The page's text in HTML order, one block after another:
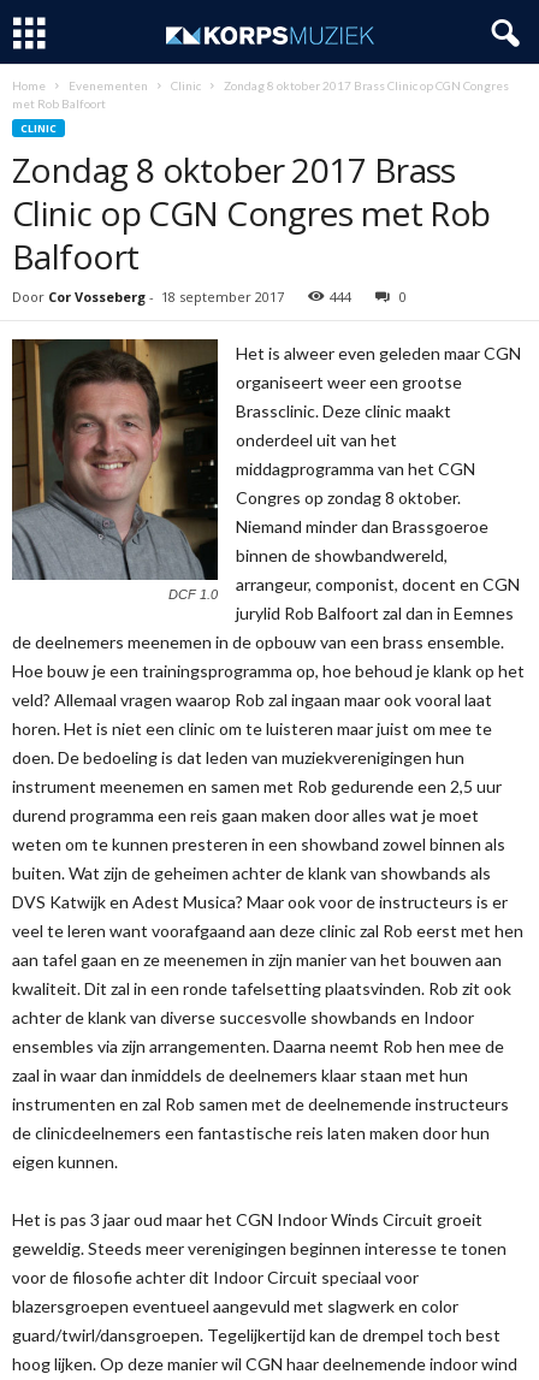
Home Evenementen Clinic
Zondag 8 oktober 2017 Brass Clinic op CGN Congres
met Rob Balfoort
CLINIC
Zondag 8 oktober 2017 Brass
Clinic op CGN Congres met Rob
Balfoort
Door Cor Vosseberg - 18 september 2017 444 0
DCF 1.0
Het is alweer even geleden maar CGN
organiseert weer een grootse
Brassclinic. Deze clinic maakt
onderdeel uit van het
middagprogramma van het CGN
Congres op zondag 8 oktober.
Niemand minder dan Brassgoeroe
binnen de showbandwereld,
arrangeur, componist, docent en CGN
jurylid Rob Balfoort zal dan in Eemnes
de deelnemers meenemen in de opbouw van een brass ensemble.
Hoe bouw je een trainingsprogramma op, hoe behoud je klank op het
veld? Allemaal vragen waarop Rob zal ingaan maar ook vooral laat
horen. Het is niet een clinic om te luisteren maar juist om mee te
doen. De bedoeling is dat leden van muziekverenigingen hun
instrument meenemen en samen met Rob gedurende een 2,5 uur
durend programma een reis gaan maken door alles wat je moet
weten om te kunnen presteren in een showband zowel binnen als
buiten. Wat zijn de geheimen achter de klank van showbands als
DVS Katwijk en Adest Musica? Maar ook voor de instructeurs is er
veel te leren want voorafgaand aan deze clinic zal Rob eerst met hen
aan tafel gaan en ze meenemen in zijn manier van het bouwen aan
kwaliteit. Dit zal in een ronde tafelsetting plaatsvinden. Rob zit ook
achter de klank van diverse succesvolle showbands en Indoor
ensembles via zijn arrangementen. Daarna neemt Rob hen mee de
zaal in waar dan inmiddels de deelnemers klaar staan met hun
instrumenten en zal Rob samen met de deelnemende instructeurs
de clinicdeelnemers een fantastische reis laten maken door hun
eigen kunnen.
Het is pas 3 jaar oud maar het CGN Indoor Winds Circuit groeit
geweldig. Steeds meer verenigingen beginnen interesse te tonen
voor de filosofie achter dit Indoor Circuit speciaal voor
blazersgroepen eventueel aangevuld met slagwerk en color
guard/twirl/dansgroepen. Tegelijkertijd kan de drempel toch best
hoog lijken. Op deze manier wil CGN haar deelnemende indoor wind